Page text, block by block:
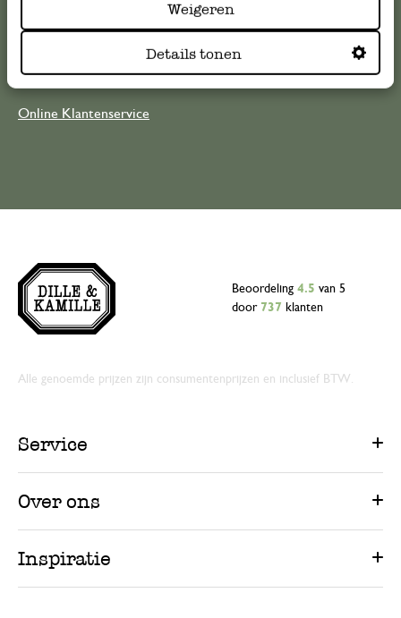
Weigeren
Details tonen
klantenservice@dille-kamille.com
Online Klantenservice
Beoordeling 4.5 van 5
door 737 klanten
Alle genoemde prijzen zijn consumentenprijzen en inclusief BTW.
Service
Over ons
Inspiratie